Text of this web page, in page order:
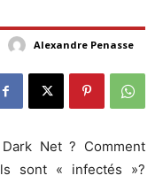
Alexandre Penasse
Net ? Comment
sont « infectés »?